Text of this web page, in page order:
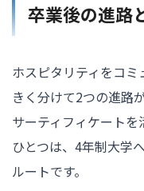
卒業後の進路
ホスピタリティをコ
きく分けて2つの進路
サーティフィケート
ひとつは、4年制大学
ルートです。